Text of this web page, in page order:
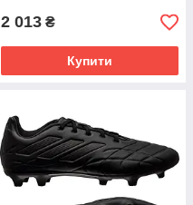
2 013 ₴
Купити